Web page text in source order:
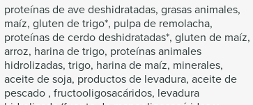
proteínas de ave deshidratadas, grasas animales,
maíz, gluten de trigo*, pulpa de remolacha,
proteínas de cerdo deshidratadas*, gluten de maíz,
arroz, harina de trigo, proteínas animales
hidrolizadas, trigo, harina de maíz, minerales,
aceite de soja, productos de levadura, aceite de
pescado , fructooligosacáridos, levadura